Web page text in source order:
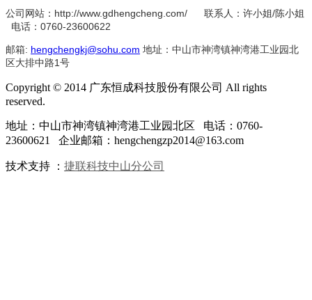
公司网站：http://www.gdhengcheng.com/ 联系人：许小姐/陈小姐
电话：0760-23600622
邮箱: hengchengkj@sohu.com 地址：中山市神湾镇神湾港工业园北
区大排中路1号
Copyright © 2014 广东恒成科技股份有限公司 All rights
reserved.
地址：中山市神湾镇神湾港工业园北区 电话：0760-
23600621 企业邮箱：hengchengzp2014@163.com
技术支持 ： 捷联科技中山分公司